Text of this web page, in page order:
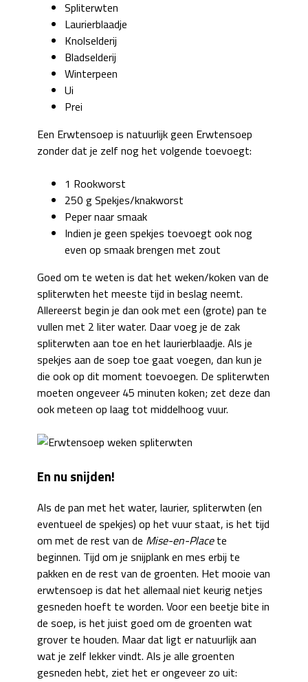
Spliterwten
Laurierblaadje
Knolselderij
Bladselderij
Winterpeen
Ui
Prei
Een Erwtensoep is natuurlijk geen Erwtensoep
zonder dat je zelf nog het volgende toevoegt:
1 Rookworst
250 g Spekjes/knakworst
Peper naar smaak
Indien je geen spekjes toevoegt ook nog
even op smaak brengen met zout
Goed om te weten is dat het weken/koken van de
spliterwten het meeste tijd in beslag neemt.
Allereerst begin je dan ook met een (grote) pan te
vullen met 2 liter water. Daar voeg je de zak
spliterwten aan toe en het laurierblaadje. Als je
spekjes aan de soep toe gaat voegen, dan kun je
die ook op dit moment toevoegen. De spliterwten
moeten ongeveer 45 minuten koken; zet deze dan
ook meteen op laag tot middelhoog vuur.
En nu snijden!
Als de pan met het water, laurier, spliterwten (en
eventueel de spekjes) op het vuur staat, is het tijd
om met de rest van de Mise-en-Placete
beginnen. Tijd om je snijplank en mes erbij te
pakken en de rest van de groenten. Het mooie van
erwtensoep is dat het allemaal niet keurig netjes
gesneden hoeft te worden. Voor een beetje bite in
de soep, is het juist goed om de groenten wat
grover te houden. Maar dat ligt er natuurlijk aan
wat je zelf lekker vindt. Als je alle groenten
gesneden hebt, ziet het er ongeveer zo uit: